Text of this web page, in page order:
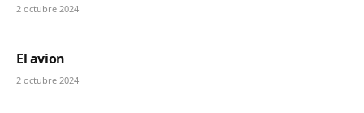
2 octubre 2024
El avion
2 octubre 2024